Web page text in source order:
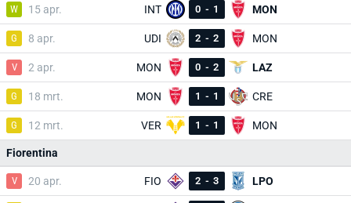
W 15 apr. INT 0 - 1 MON
G 8 apr. UDI 2 - 2 MON
V 2 apr. MON 0 - 2 LAZ
G 18 mrt. MON 1 - 1 CRE
G 12 mrt. VER 1 - 1 MON
Fiorentina
V 20 apr. FIO 2 - 3 LPO